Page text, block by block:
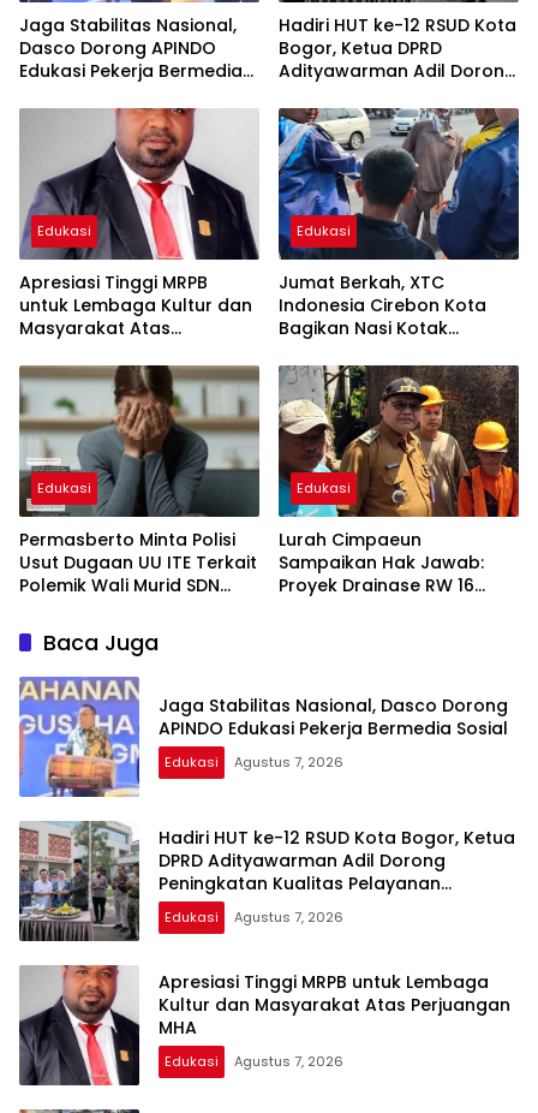
Jaga Stabilitas Nasional,
Dasco Dorong APINDO
Edukasi Pekerja Bermedia
Hadiri HUT ke-12 RSUD Kota
Bogor, Ketua DPRD
Adityawarman Adil Dorong
Pelayanan Kesehatan
Edukasi
Apresiasi Tinggi MRPB
untuk Lembaga Kultur dan
Masyarakat Atas
Edukasi
Jumat Berkah, XTC
Indonesia Cirebon Kota
Bagikan Nasi Kotak
Edukasi
Permasberto Minta Polisi
Usut Dugaan UU ITE Terkait
Polemik Wali Murid SDN
Edukasi
Lurah Cimpaeun
Sampaikan Hak Jawab:
Proyek Drainase RW 16
Baca Juga
Jaga Stabilitas Nasional, Dasco Dorong
APINDO Edukasi Pekerja Bermedia Sosial
Edukasi Agustus 7, 2026
Hadiri HUT ke-12 RSUD Kota Bogor, Ketua
DPRD Adityawarman Adil Dorong
Peningkatan Kualitas Pelayanan
Kesehatan
Edukasi Agustus 7, 2026
Apresiasi Tinggi MRPB untuk Lembaga
Kultur dan Masyarakat Atas Perjuangan
MHA
Edukasi Agustus 7, 2026